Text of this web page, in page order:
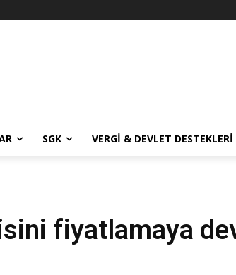
SGK VERGI & DEVLET DESTEKLERI
fiyatlamaya